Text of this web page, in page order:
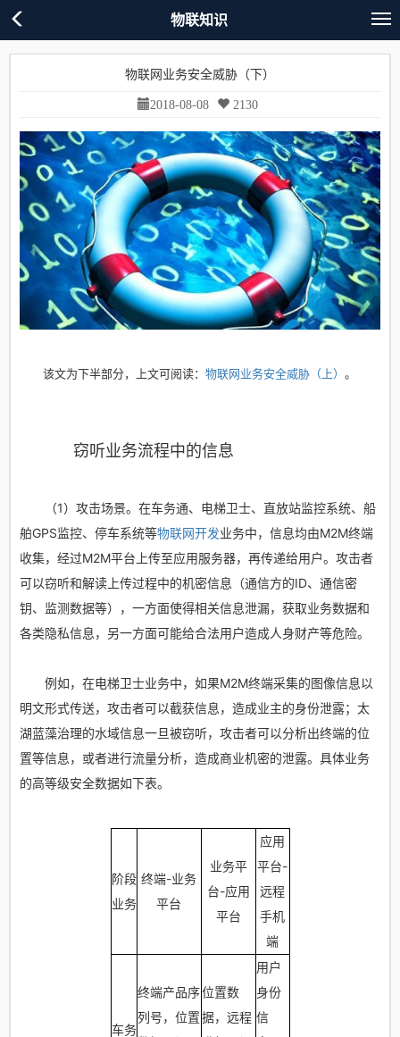
物联知识
物联网业务安全威胁（下）
2018-08-08 2130
该文为下半部分，上文可阅读：物联网业务安全威胁（上）。
窃听业务流程中的信息
（1）攻击场景。在车务通、电梯卫士、直放站监控系统、船
舶GPS监控、停车系统等物联网开发业务中，信息均由M2M终端
收集，经过M2M平台上传至应用服务器，再传递给用户。攻击者
可以窃听和解读上传过程中的机密信息（通信方的ID、通信密
钥、监测数据等），一方面使得相关信息泄漏，获取业务数据和
各类隐私信息，另一方面可能给合法用户造成人身财产等危险。
例如，在电梯卫士业务中，如果M2M终端采集的图像信息以
明文形式传送，攻击者可以截获信息，造成业主的身份泄露；太
湖蓝藻治理的水域信息一旦被窃听，攻击者可以分析出终端的位
置等信息，或者进行流量分析，造成商业机密的泄露。具体业务
的高等级安全数据如下表。
阶段
业务
终端-业务
平台
业务平
台-应用
平台
应用
平台-
远程
手机
端
车务
终端产品序
列号，位置
位置数
据，远程
用户
身份
信